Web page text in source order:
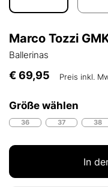
Marco Tozzi
Ballerinas
€ 69,95 Preis inkl.
Größe wählen
36 37 38
In